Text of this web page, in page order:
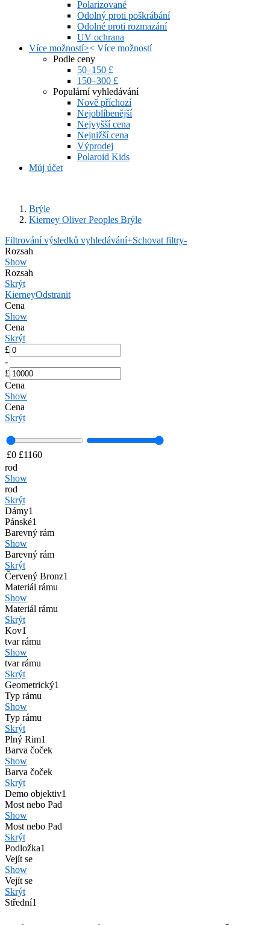
Polarizované
Odolný proti poškrábání
Odolné proti rozmazání
UV ochrana
Více možností>< Více možností
Podle ceny
50–150 £
150–300 £
Populární vyhledávání
Nově příchozí
Nejoblíbenější
Nejvyšší cena
Nejnižší cena
Výprodej
Polaroid Kids
Můj účet
Brýle
Kierney Oliver Peoples Brýle
Filtrování výsledků vyhledávání+Schovat filtry-
Rozsah
Show
Rozsah
Skrýt
KierneyOdstranit
Cena
Show
Cena
Skrýt
£
-
£
Cena
Show
Cena
Skrýt
£0 £1160
rod
Show
rod
Skrýt
Dámy1
Pánské1
Barevný rám
Show
Barevný rám
Skrýt
Červený Bronz1
Materiál rámu
Show
Materiál rámu
Skrýt
Kov1
tvar rámu
Show
tvar rámu
Skrýt
Geometrický1
Typ rámu
Show
Typ rámu
Skrýt
Plný Rim1
Barva čoček
Show
Barva čoček
Skrýt
Demo objektiv1
Most nebo Pad
Show
Most nebo Pad
Skrýt
Podložka1
Vejít se
Show
Vejít se
Skrýt
Střední1